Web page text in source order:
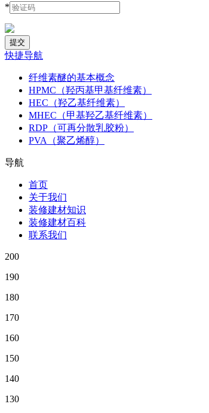
*
快捷导航
纤维素醚的基本概念
HPMC（羟丙基甲基纤维素）
HEC（羟乙基纤维素）
MHEC（甲基羟乙基纤维素）
RDP（可再分散乳胶粉）
PVA（聚乙烯醇）
导航
首页
关于我们
装修建材知识
装修建材百科
联系我们
200
190
180
170
160
150
140
130